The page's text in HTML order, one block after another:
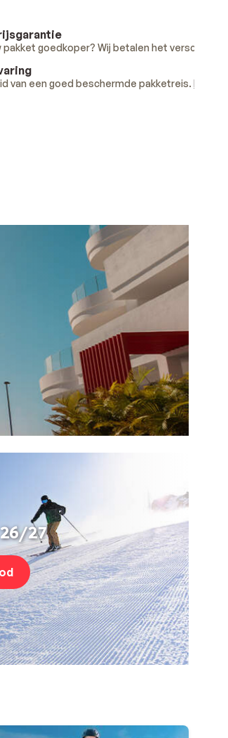
pakket goedkoper? Wij betalen het verschil.
van een goed beschermde pakketreis.Lees
27